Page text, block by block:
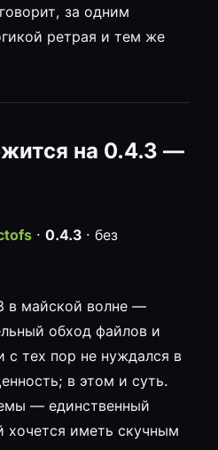
за одним
ретрая и тем же
на 0.4.3 —
· 0.4.3 · без
в майской волне —
обход файлов и
с тех пор не нуждался в
в этом и суть.
— единственный
хочется иметь скучным